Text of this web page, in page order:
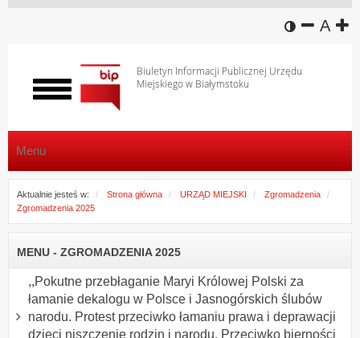
wersja
A
Biuletyn Informacji Publicznej Urzędu
Miejskiego w Białymstoku
Włącz
menu
Menu
Aktualnie jesteś w: Strona główna URZĄD MIEJSKI
Zgromadzenia
Zgromadzenia 2025
MENU - ZGROMADZENIA 2025
,,Pokutne przebłaganie Maryi Królowej Polski za
łamanie dekalogu w Polsce i Jasnogórskich ślubów
narodu. Protest przeciwko łamaniu prawa i deprawacji
dzieci niszczenie rodzin i narodu. Przeciwko bierności